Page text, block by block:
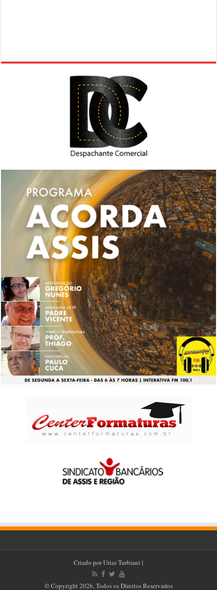
Criado porUrias Turbiani |
© Copyright 2026, Todos os Direitos Reservados